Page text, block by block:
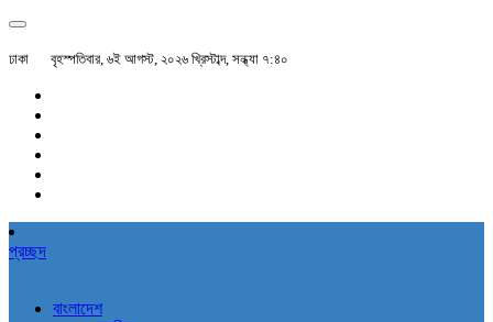
ঢাকা বৃহস্পতিবার, ৬ই আগস্ট, ২০২৬ খ্রিস্টাব্দ, সন্ধ্যা ৭:৪০
প্রচ্ছদ
বাংলাদেশ